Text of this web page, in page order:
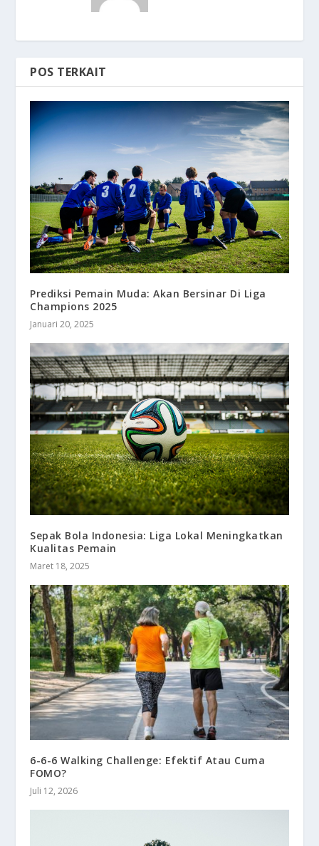
POS TERKAIT
Prediksi Pemain Muda: Akan Bersinar Di Liga
Champions 2025
Januari 20, 2025
Sepak Bola Indonesia: Liga Lokal Meningkatkan
Kualitas Pemain
Maret 18, 2025
6-6-6 Walking Challenge: Efektif Atau Cuma
FOMO?
Juli 12, 2026